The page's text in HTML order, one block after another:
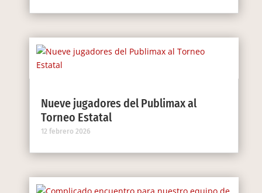
Nueve jugadores del Publimax al
Torneo Estatal
12 febrero 2026